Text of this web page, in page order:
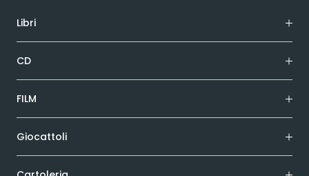
Libri
CD
FILM
Giocattoli